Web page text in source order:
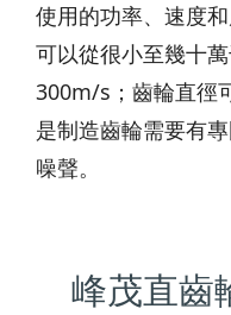
使用的功率、速度
可以從很小至幾十
300m/s；齒輪直徑
是制造齒輪需要有
噪聲。
峰茂直齒